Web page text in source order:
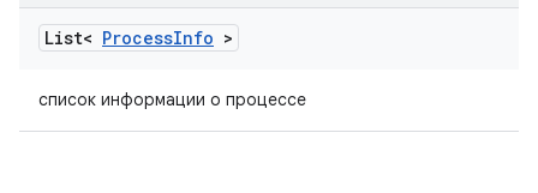
List< ProcessInfo >
список информации о процессе